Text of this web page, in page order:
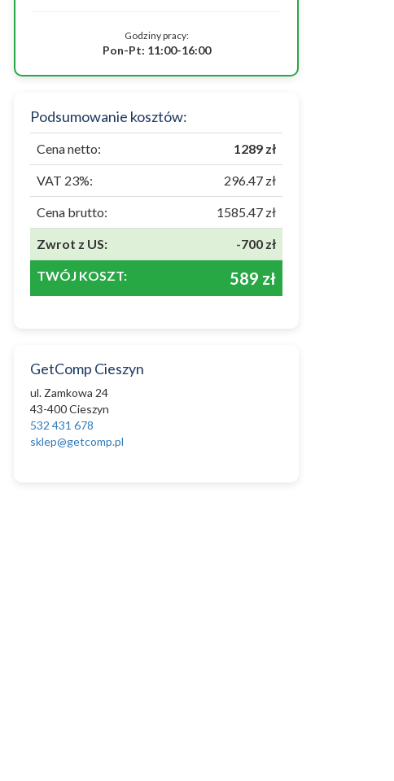
Godziny pracy:
Pon-Pt: 11:00-16:00
Podsumowanie kosztów:
Cena netto: 1289 zł
VAT 23%: 296.47 zł
Cena brutto: 1585.47 zł
Zwrot z US: -700 zł
TWÓJ KOSZT: 589 zł
GetComp Cieszyn
ul. Zamkowa 24
43-400 Cieszyn
532 431 678
sklep@getcomp.pl